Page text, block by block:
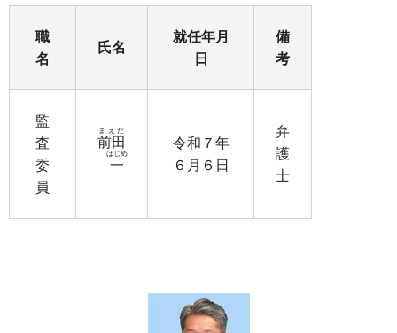
職
名
氏名
就任年月
日
備
考
監
査
委
員
前田
まえだ
一
はじめ
令和７年
６月６日
弁
護
士